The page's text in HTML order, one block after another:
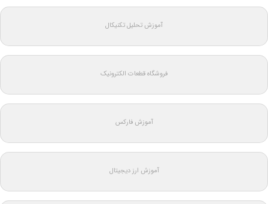
آموزش تحلیل تکنیکال
فروشگاه قطعات الکترونیک
آموزش فارکس
آموزش ارز دیجیتال